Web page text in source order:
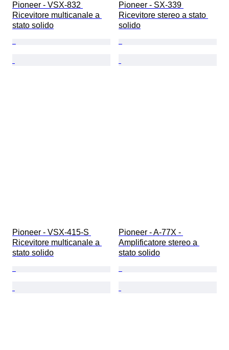
Pioneer - VSX-832
Ricevitore multicanale a
stato solido
Pioneer - SX-339
Ricevitore stereo a stato
solido
Pioneer - VSX-415-S
Ricevitore multicanale a
stato solido
Pioneer - A-77X -
Amplificatore stereo a
stato solido